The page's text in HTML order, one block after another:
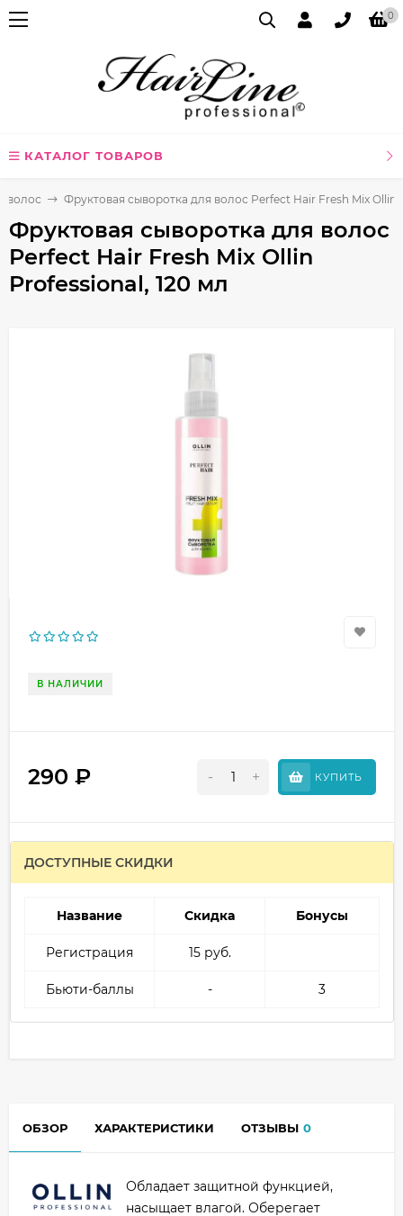
0
КАТАЛОГ ТОВАРОВ
волос Фруктовая сыворотка для волос Perfect Hair Fresh Mix Ollin
Фруктовая сыворотка для волос
Perfect Hair Fresh Mix Ollin
Professional, 120 мл
В НАЛИЧИИ
290 ₽ - + КУПИТЬ
ДОСТУПНЫЕ СКИДКИ
Название Скидка Бонусы
Регистрация 15 руб.
Бьюти-баллы - 3
ОБЗОР ХАРАКТЕРИСТИКИ ОТЗЫВЫ 0
Обладает защитной функцией,
насыщает влагой. Оберегает